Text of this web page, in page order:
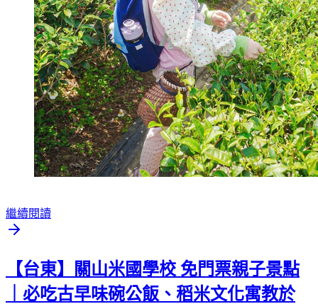
繼續閱讀
【台東】關山米國學校 免門票親子景點
｜必吃古早味碗公飯、稻米文化寓教於